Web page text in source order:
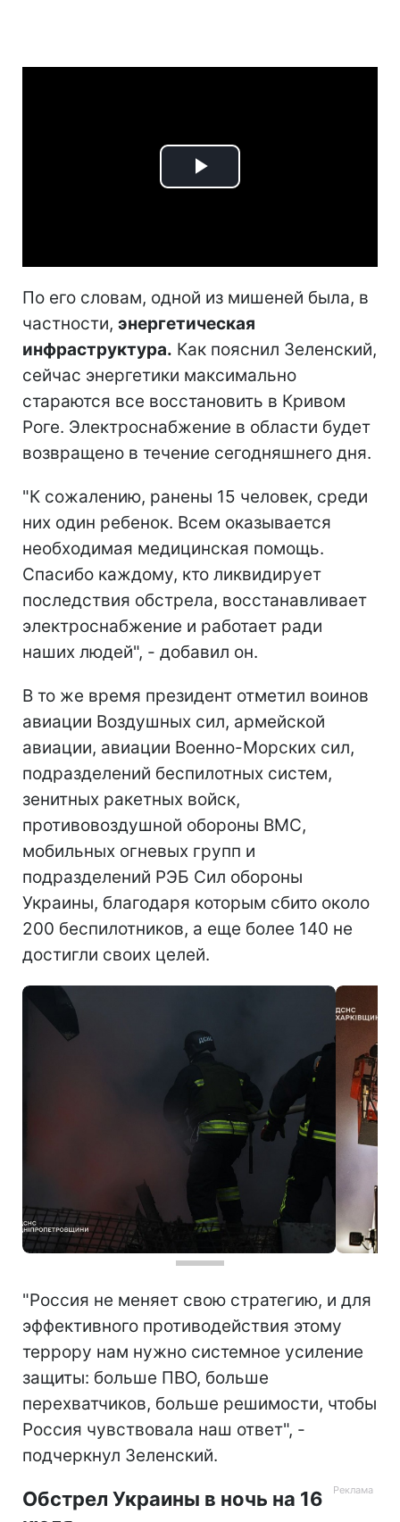
Play
По его словам, одной из мишеней была, в
частности, энергетическая
инфраструктура. Как пояснил Зеленский,
сейчас энергетики максимально
стараются все восстановить в Кривом
Роге. Электроснабжение в области будет
возвращено в течение сегодняшнего дня.
"К сожалению, ранены 15 человек, среди
них один ребенок. Всем оказывается
необходимая медицинская помощь.
Спасибо каждому, кто ликвидирует
последствия обстрела, восстанавливает
электроснабжение и работает ради
наших людей", - добавил он.
В то же время президент отметил воинов
авиации Воздушных сил, армейской
авиации, авиации Военно-Морских сил,
подразделений беспилотных систем,
зенитных ракетных войск,
противовоздушной обороны ВМС,
мобильных огневых групп и
подразделений РЭБ Сил обороны
Украины, благодаря которым сбито около
200 беспилотников, а еще более 140 не
достигли своих целей.
"Россия не меняет свою стратегию, и для
эффективного противодействия этому
террору нам нужно системное усиление
защиты: больше ПВО, больше
перехватчиков, больше решимости, чтобы
Россия чувствовала наш ответ", -
подчеркнул Зеленский.
Обстрел Украины в ночь на 16